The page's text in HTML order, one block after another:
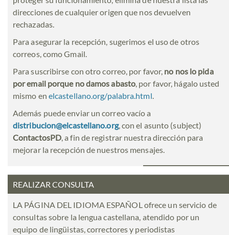
direcciones de cualquier origen que nos devuelven
rechazadas.
Para asegurar la recepción, sugerimos el uso de otros
correos, como Gmail.
Para suscribirse con otro correo, por favor, no nos lo pida
por email porque no damos abasto, por favor, hágalo usted
mismo en elcastellano.org/palabra.html.
Además puede enviar un correo vacío a
distribucion@elcastellano.org, con el asunto (subject)
ContactosPD, a fin de registrar nuestra dirección para
mejorar la recepción de nuestros mensajes.
REALIZAR CONSULTA
LA PÁGINA DEL IDIOMA ESPAÑOL ofrece un servicio de
consultas sobre la lengua castellana, atendido por un
equipo de lingüistas, correctores y periodistas